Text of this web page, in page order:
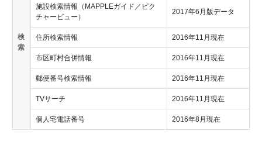
検
索
施設検索情報（MAPPLEガイド／ピク
チャービュー）
2017年6月版データ
住所検索情報 2016年11月現在
市区町村合併情報 2016年11月現在
郵便番号検索情報 2016年11月現在
TVサーチ 2016年11月現在
個人宅電話番号 2016年8月現在